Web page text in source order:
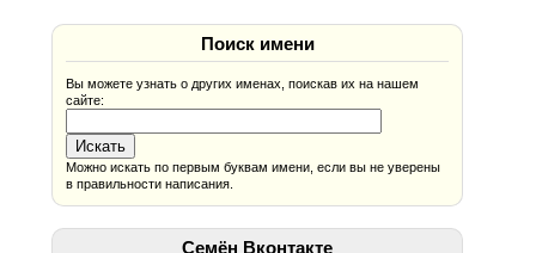
Поиск имени
Вы можете узнать о других именах, поискав их на нашем
сайте:
Можно искать по первым буквам имени, если вы не уверены
в правильности написания.
Семён Вконтакте